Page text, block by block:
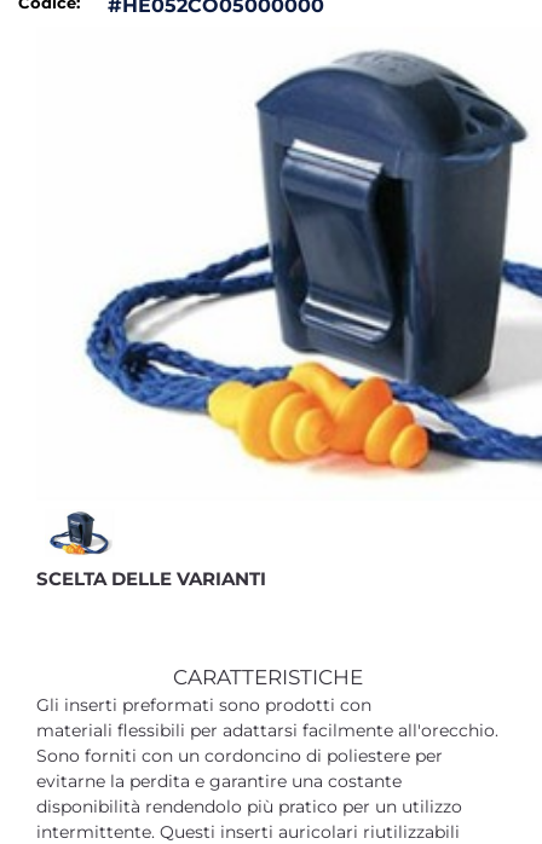
#HE052CO05000000
SCELTA DELLE VARIANTI
CARATTERISTICHE
Gli inserti preformati sono prodotti con
materiali flessibili per adattarsi facilmente all'orecchio.
Sono forniti con un cordoncino di poliestere per
evitarne la perdita e garantire una costante
disponibilità rendendolo più pratico per un utilizzo
intermittente. Questi inserti auricolari riutilizzabili